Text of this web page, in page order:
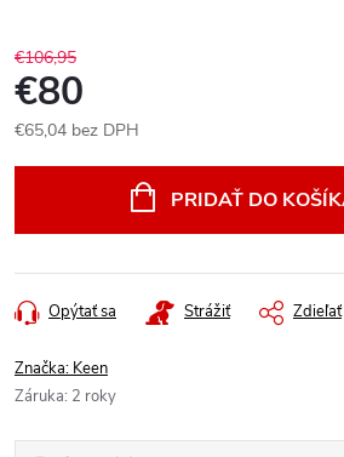
€106,95
€80
€65,04 bez DPH
PRIDAŤ DO
Opýtať sa Strážiť Zdieľať
Značka: Keen
Záruka: 2 roky